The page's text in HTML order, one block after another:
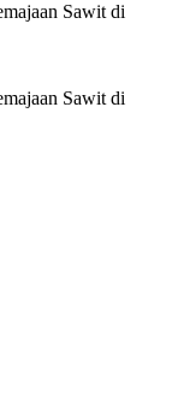
Sawit di
Sawit di